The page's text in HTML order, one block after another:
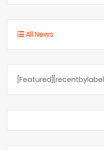
All News
[Featured][recentbylabel]